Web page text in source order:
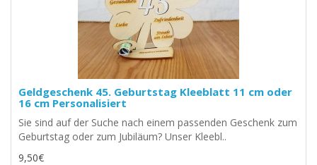
Geldgeschenk 45. Geburtstag Kleeblatt 11 cm oder
16 cm Personalisiert
Sie sind auf der Suche nach einem passenden Geschenk zum
Geburtstag oder zum Jubiläum? Unser Kleebl..
9,50€